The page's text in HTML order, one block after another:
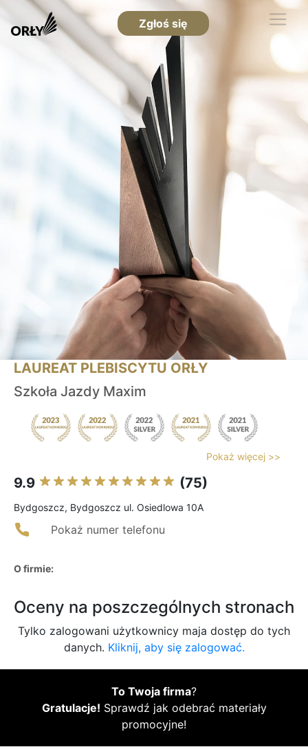
Zgłoś się
LAUREAT PLEBISCYTU ORŁY
Szkoła Jazdy Maxim
Pokaż więcej >>
9.9 (75)
Bydgoszcz, Bydgoszcz ul. Osiedlowa 10A
Pokaż numer telefonu
O firmie:
Oceny na poszczególnych stronach
Tylko zalogowani użytkownicy maja dostęp do tych
danych. Kliknij, aby się zalogować.
To Twoja firma?
Gratulacje! Sprawdź jak odebrać materiały
promocyjne!